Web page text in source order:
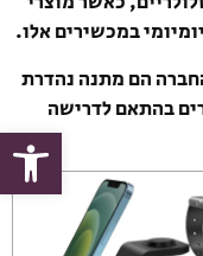
במכשירים אלו.
הם מתנה נהדרת
בהתאם לדרישה
פתח